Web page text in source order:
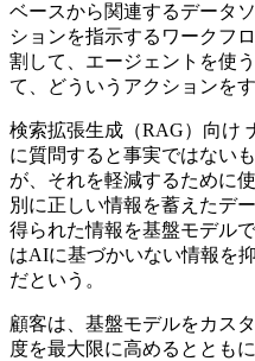
ベースから関連するデータ
ションを指示するワークフ
割して、エージェントを使
て、どういうアクションを
検索拡張生成（RAG）向け
に質問すると事実ではない
が、それを軽減するために
別に正しい情報を蓄えたデ
得られた情報を基盤モデル
はAIに基づかいない情報を
だという。
顧客は、基盤モデルをカス
度を最大限に高めるととも